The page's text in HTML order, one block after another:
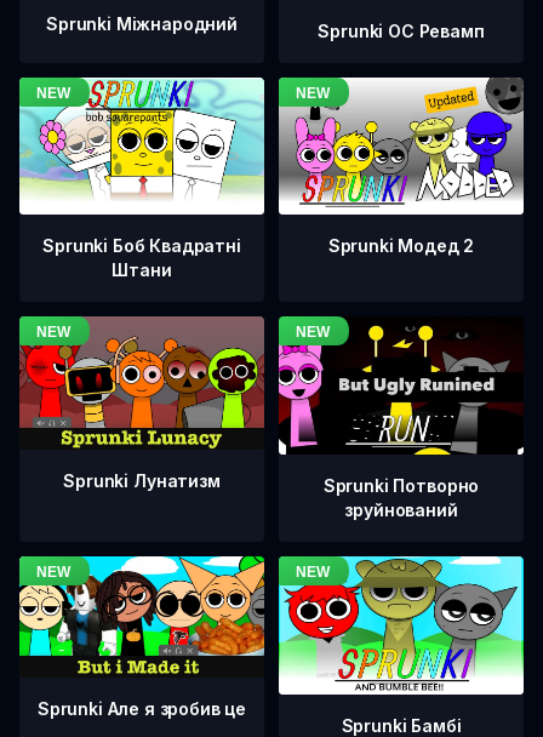
Sprunki Міжнародний Sprunki OC Ревамп
Sprunki Боб Квадратні
Штани
Sprunki Модед 2
Sprunki Лунатизм
Sprunki Потворно
зруйнований
Sprunki Але я зробив це
Sprunki Бамбі